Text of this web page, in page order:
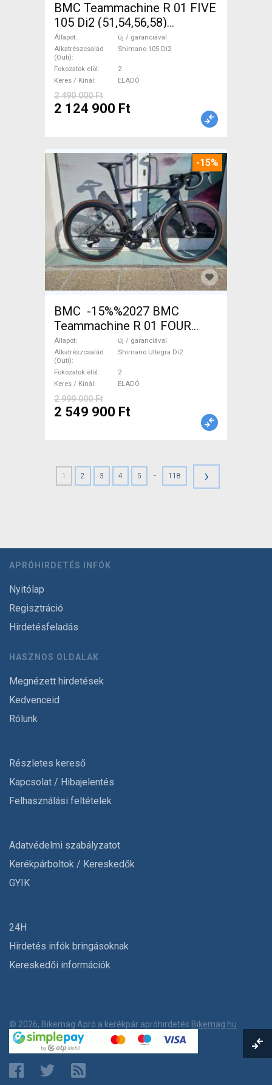
BMC Teammachine R 01 FIVE
105 Di2 (51,54,56,58)
Országúti Shimano 105 Di2
tárcsafék új / garanciával
ELADÓ
Állapot
új / garanciával
Alkatrészcsalád
(Outi)
Shimano 105 Di2
Fokozatok elöl
2
Keres / Kínál
ELADÓ
2 490 000 Ft
2 124 900 Ft
-15%
BMC -15%%2027 BMC
Teammachine R 01 FOUR
(56,58) Országúti Shimano
Ultegra Di2 tárcsafék új /
garanciával ELADÓ
Állapot
új / garanciával
Alkatrészcsalád
(Outi)
Shimano Ultegra Di2
Fokozatok elöl
2
Keres / Kínál
ELADÓ
2 999 000 Ft
2 549 900 Ft
1 2 3 4 5 - 118 ›
APRÓHIRDETÉS INFÓK
Nyitólap
Regisztráció
Hirdetésfeladás
HASZNOS OLDALAK
Megnézett hirdetések
Kedvenceid
Rólunk
Részletes kereső
Kapcsolat / Hibajelentés
Felhasználási feltételek
Adatvédelmi szabályzatot
Kerékpárboltok / Kereskedők
GYIK
24H
Hirdetés infók bringásoknak
Kereskedői információk
© 2026, Bikemag Apró a kerékpár apróhirdetés Bikemag.hu